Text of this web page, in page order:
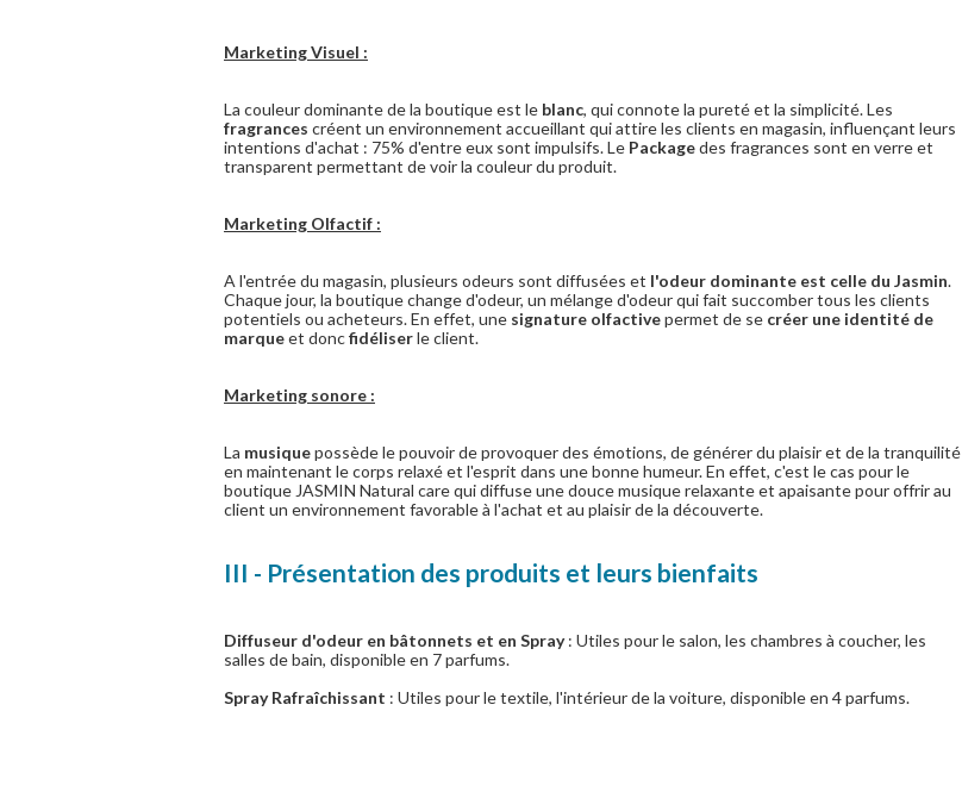
Marketing Visuel :
La couleur dominante de la boutique est le blanc, qui connote la pureté et la simplicité. Les
fragrances créent un environnement accueillant qui attire les clients en magasin, influençant leurs
intentions d'achat : 75% d'entre eux sont impulsifs. Le Packagedes fragrances sont en verre et
transparent permettant de voir la couleur du produit.
Marketing Olfactif :
A l'entrée du magasin, plusieurs odeurs sont diffusées et l'odeur dominante est celle du Jasmin.
Chaque jour, la boutique change d'odeur, un mélange d'odeur qui fait succomber tous les clients
potentiels ou acheteurs. En effet, une signature olfactivepermet de se créer une identité de
marqueet doncfidéliserle client.
Marketing sonore :
La musiquepossède le pouvoir de provoquer des émotions, de générer du plaisir et de la tranquilité
en maintenant le corps relaxé et l'esprit dans une bonne humeur. En effet, c'est le cas pour le
boutique JASMIN Natural care qui diffuse une douce musique relaxante et apaisante pour offrir au
client un environnement favorable à l'achat et au plaisir de la découverte.
III - Présentation des produits et leurs bienfaits
Diffuseur d'odeur en bâtonnets et en Spray: Utiles pour le salon, les chambres à coucher, les
salles de bain, disponible en 7 parfums.
Spray Rafraîchissant : Utiles pour le textile, l'intérieur de la voiture, disponible en 4 parfums.